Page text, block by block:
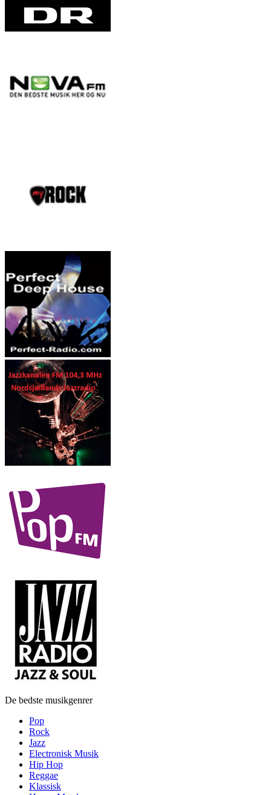
De bedste musikgenrer
Pop
Rock
Jazz
Electronisk Musik
Hip Hop
Reggae
Klassisk